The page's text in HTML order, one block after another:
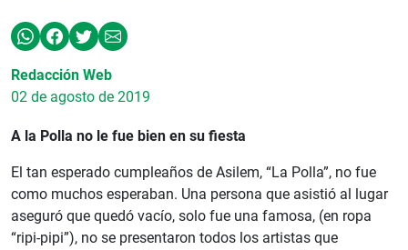
Redacción Web
02 de agosto de 2019
A la Polla no le fue bien en su fiesta
El tan esperado cumpleaños de Asilem, “La Polla”, no fue
como muchos esperaban. Una persona que asistió al lugar
aseguró que quedó vacío, solo fue una famosa, (en ropa
“ripi-pipi”), no se presentaron todos los artistas que